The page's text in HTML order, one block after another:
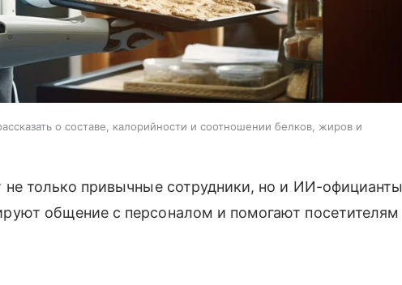
о составе, калорийности и соотношении белков, жиров и
не только привычные сотрудники, но и ИИ-официанты
общение с персоналом и помогают посетителям